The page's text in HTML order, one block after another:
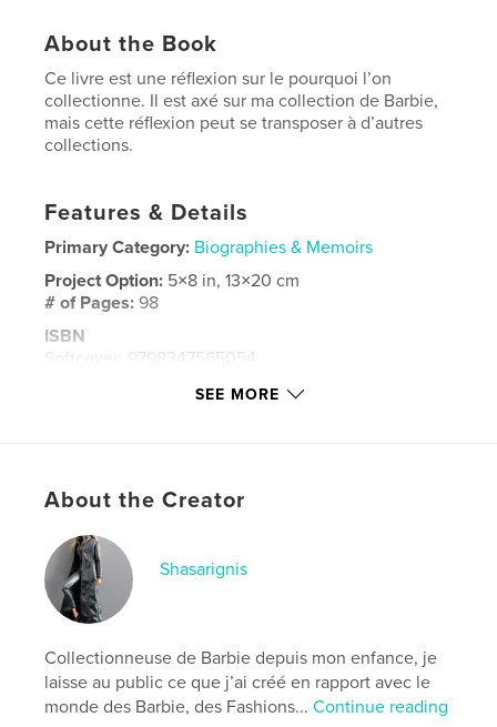
About the Book
Ce livre est une réflexion sur le pourquoi l’on
collectionne. Il est axé sur ma collection de Barbie,
mais cette réflexion peut se transposer à d’autres
collections.
Features & Details
Primary Category: Biographies & Memoirs
Project Option: 5×8 in, 13×20 cm
# of Pages:98
ISBN
Softcover: 9798347565054
Dec 11, 2024
Fashion Royalty , poupée
Collection
SEE MORE
About the Creator
Shasarignis
Collectionneuse de Barbie depuis mon enfance, je
laisse au public ce que j’ai créé en rapport avec le
monde des Barbie, des Fashions...Continue reading